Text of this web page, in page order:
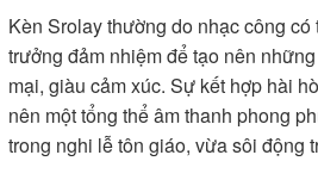
Kèn Srolay thường do nhạc công
trưởng đảm nhiệm để tạo nên
mại, giàu cảm xúc. Sự kết hợp hài
nên một tổng thể âm thanh phong
trong nghi lễ tôn giáo, vừa sôi động